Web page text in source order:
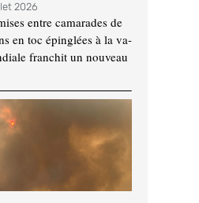
2026
entre camarades de
en toc épinglées à la va-
franchit un nouveau